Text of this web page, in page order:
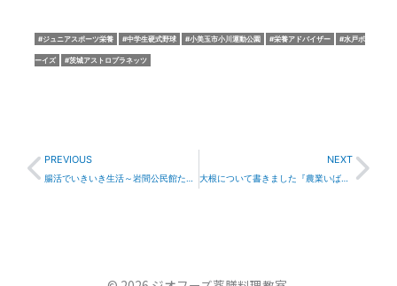
ジュニアスポーツ栄養 中学生硬式野球 小美玉市小川運動公園 栄養アドバイザー 水戸ボ
ーイズ 茨城アストロプラネッツ
Prev
PREVIOUS NEXT
大根について書きました『農業いばらき』10月号